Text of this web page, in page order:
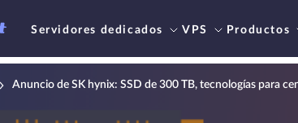
Servidores dedicados VPS Productos
Anuncio de SK hynix: SSD de 300 TB, tecnologías para